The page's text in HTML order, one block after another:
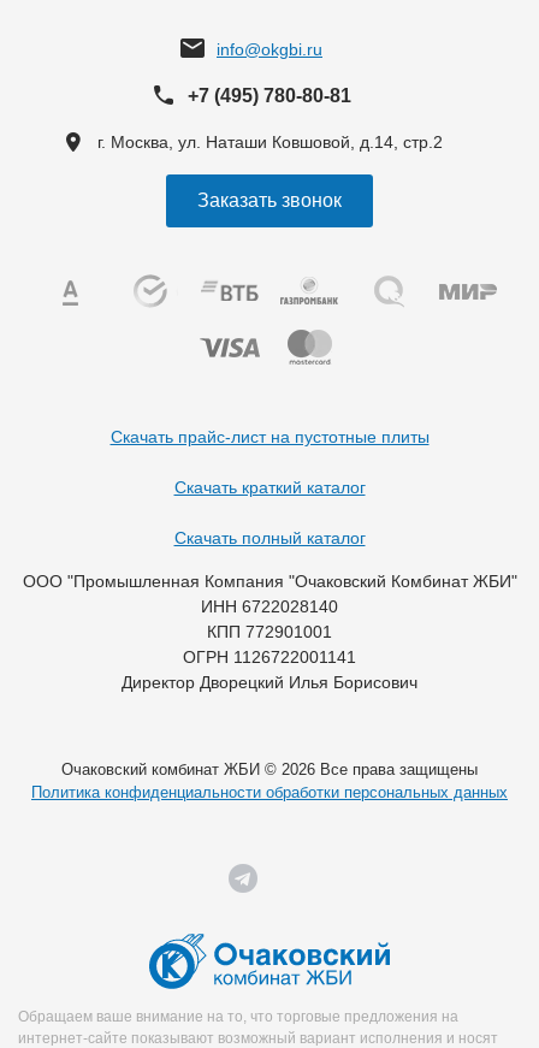
info@okgbi.ru
+7 (495) 780-80-81
г. Москва, ул. Наташи Ковшовой, д.14, стр.2
Заказать звонок
Скачать прайс-лист на пустотные плиты
Скачать краткий каталог
Скачать полный каталог
ООО "Промышленная Компания "Очаковский Комбинат ЖБИ"
ИНН 6722028140
КПП 772901001
ОГРН 1126722001141
Директор Дворецкий Илья Борисович
Очаковский комбинат ЖБИ © 2026 Все права защищены
Политика конфиденциальности обработки персональных данных
Обращаем ваше внимание на то, что торговые предложения на
интернет-сайте показывают возможный вариант исполнения и носят